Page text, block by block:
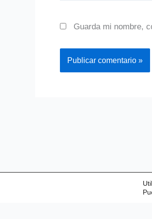
Guarda mi nombre,